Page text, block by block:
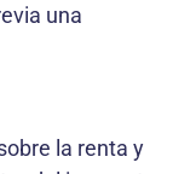
una
la renta y